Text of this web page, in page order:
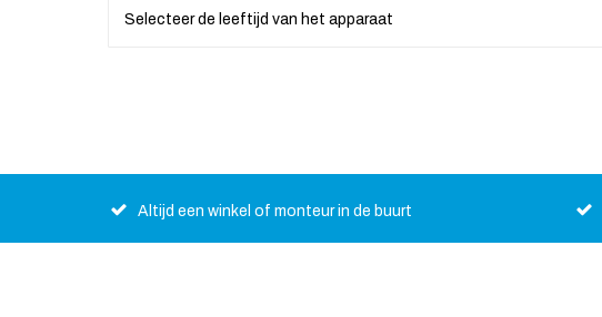
Altijd een winkel of monteur in de buurt